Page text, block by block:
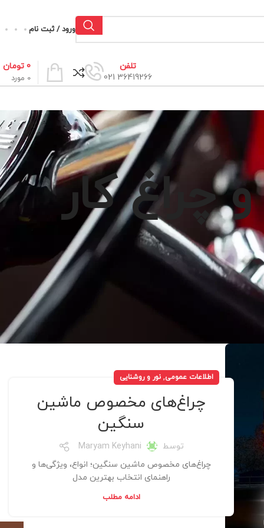
ورود / ثبت نام
تلفن
36419266 021
0 مورد
0 تومان
چراغ کار
اطلاعات عمومی,نور و روشنایی
چراغ‌های مخصوص ماشین
سنگین
توسط
Maryam Keyhani
چراغ‌های مخصوص ماشین سنگین؛ انواع، ویژگی‌ها و
راهنمای انتخاب بهترین مدل
ادامه مطلب